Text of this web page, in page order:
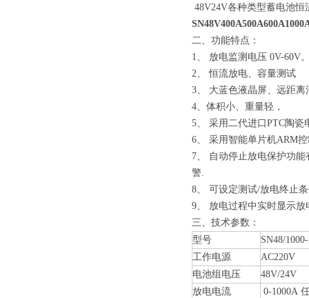
48V24V各种类型蓄电池
二、功能特点：
1、 放电监测电压 0V-60V
2、 恒流放电、容量测试
3、 大蓝色液晶屏、远距离
4、体积小、重量轻，
5、 采用二代进口PTC陶
6、 采用智能单片机ARM
7、 自动停止放电保护功
警.
8、 可设定测试/放电终止
9、 放电过程中实时显示
三、技术参数：
型号
SN48/
工作电源
AC220V
电池组电压
48V/24V
放电电流
0-1000A